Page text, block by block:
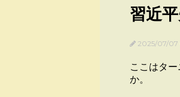
習近
2025/07/
ここはタ
か。